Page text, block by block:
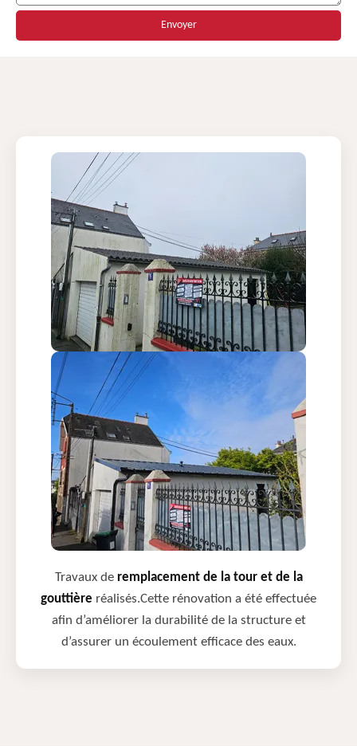
Travaux de remplacement de la tour et de la
gouttière réalisés.Cette rénovation a été effectuée
afin d’améliorer la durabilité de la structure et
d’assurer un écoulement efficace des eaux.